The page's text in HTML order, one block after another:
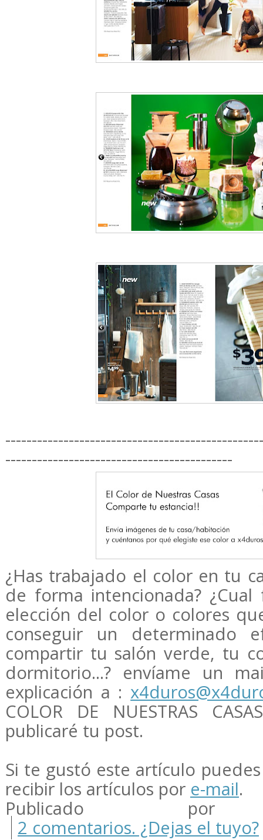
-------------------------------------------
¿Has trabajado el color en tu
de forma intencionada?
elección del color o colores
conseguir un determinado
compartir tu salón verde, tu
dormitorio...? envíame un
explicación a :
COLOR DE NUESTRAS
publicaré tu post.
Si te gustó este artículo
recibir los artículos por e-mail.
Publicado por
2 comentarios. ¿Dejas el tuyo?